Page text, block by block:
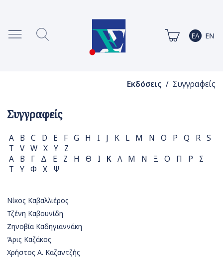
Εκδόσεις / Συγγραφείς
Συγγραφείς
A B C D E F G H I J K L M N O P Q R S
T
V W X Y
Z
Α
Β Γ Δ Ε Ζ Η Θ Ι Κ Λ Μ Ν Ξ Ο Π Ρ
Σ
Τ
Υ Φ Χ Ψ
Νίκος Καβαλλιέρος
Τζένη Καβουνίδη
Ζηνοβία Καδηγιαννάκη
Άρις Καζάκος
Χρήστος Α. Καζαντζής